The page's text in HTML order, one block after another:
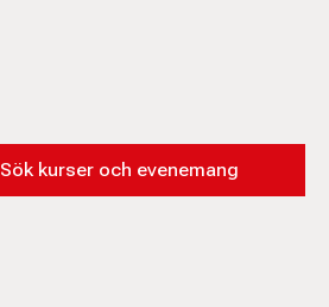
Sök kurser och evenemang